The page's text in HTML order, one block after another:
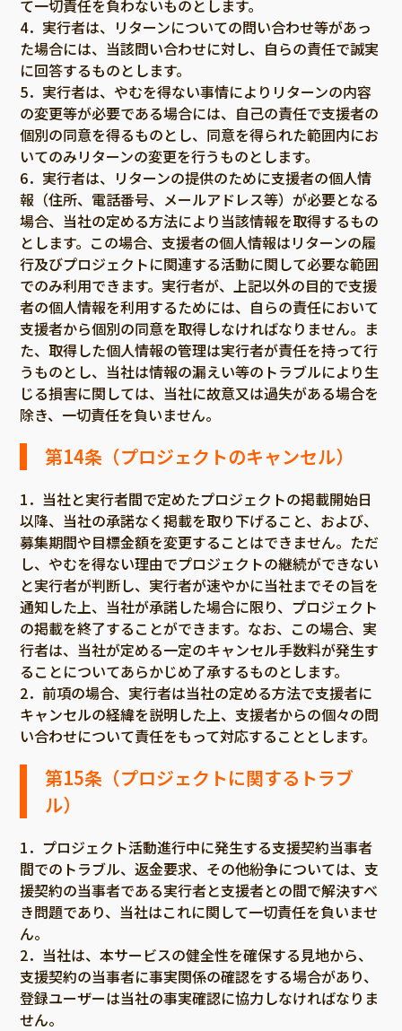
て一切責任を負わないものとします。
4．実行者は、リターンについての問い合わせ等があっ
た場合には、当該問い合わせに対し、自らの責任で誠実
に回答するものとします。
5．実行者は、やむを得ない事情によりリターンの内容
の変更等が必要である場合には、自己の責任で支援者の
個別の同意を得るものとし、同意を得られた範囲内にお
いてのみリターンの変更を行うものとします。
6．実行者は、リターンの提供のために支援者の個人情
報（住所、電話番号、メールアドレス等）が必要となる
場合、当社の定める方法により当該情報を取得するもの
とします。この場合、支援者の個人情報はリターンの履
行及びプロジェクトに関連する活動に関して必要な範囲
でのみ利用できます。実行者が、上記以外の目的で支援
者の個人情報を利用するためには、自らの責任において
支援者から個別の同意を取得しなければなりません。ま
た、取得した個人情報の管理は実行者が責任を持って行
うものとし、当社は情報の漏えい等のトラブルにより生
じる損害に関しては、当社に故意又は過失がある場合を
除き、一切責任を負いません。
第14条（プロジェクトのキャンセル）
1．当社と実行者間で定めたプロジェクトの掲載開始日
以降、当社の承諾なく掲載を取り下げること、および、
募集期間や目標金額を変更することはできません。ただ
し、やむを得ない理由でプロジェクトの継続ができない
と実行者が判断し、実行者が速やかに当社までその旨を
通知した上、当社が承諾した場合に限り、プロジェクト
の掲載を終了することができます。なお、この場合、実
行者は、当社が定める一定のキャンセル手数料が発生す
ることについてあらかじめ了承するものとします。
2．前項の場合、実行者は当社の定める方法で支援者に
キャンセルの経緯を説明した上、支援者からの個々の問
い合わせについて責任をもって対応することとします。
第15条（プロジェクトに関するトラブ
ル）
1．プロジェクト活動進行中に発生する支援契約当事者
間でのトラブル、返金要求、その他紛争については、支
援契約の当事者である実行者と支援者との間で解決すべ
き問題であり、当社はこれに関して一切責任を負いませ
ん。
2．当社は、本サービスの健全性を確保する見地から、
支援契約の当事者に事実関係の確認をする場合があり、
登録ユーザーは当社の事実確認に協力しなければなりま
せん。